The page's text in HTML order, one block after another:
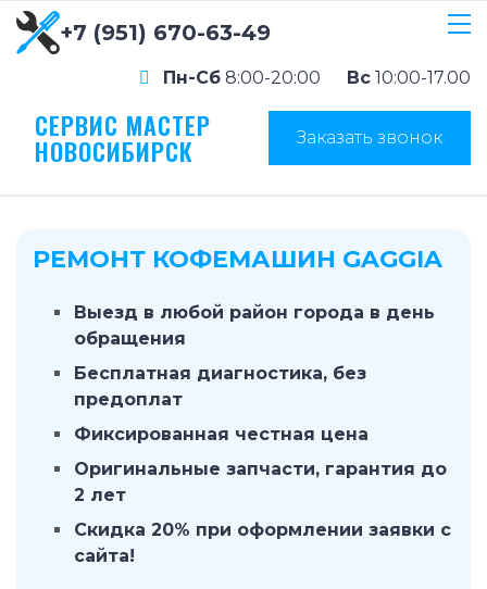
+7 (951) 670-63-49
Пн-Сб 8:00-20:00 Вс 10:00-17.00
СЕРВИС МАСТЕР
НОВОСИБИРСК Заказать звонок
РЕМОНТ КОФЕМАШИН GAGGIA
Выезд в любой район города в день
обращения
Бесплатная диагностика, без
предоплат
Фиксированная честная цена
Оригинальные запчасти, гарантия до
2 лет
Скидка 20% при оформлении заявки с
сайта!